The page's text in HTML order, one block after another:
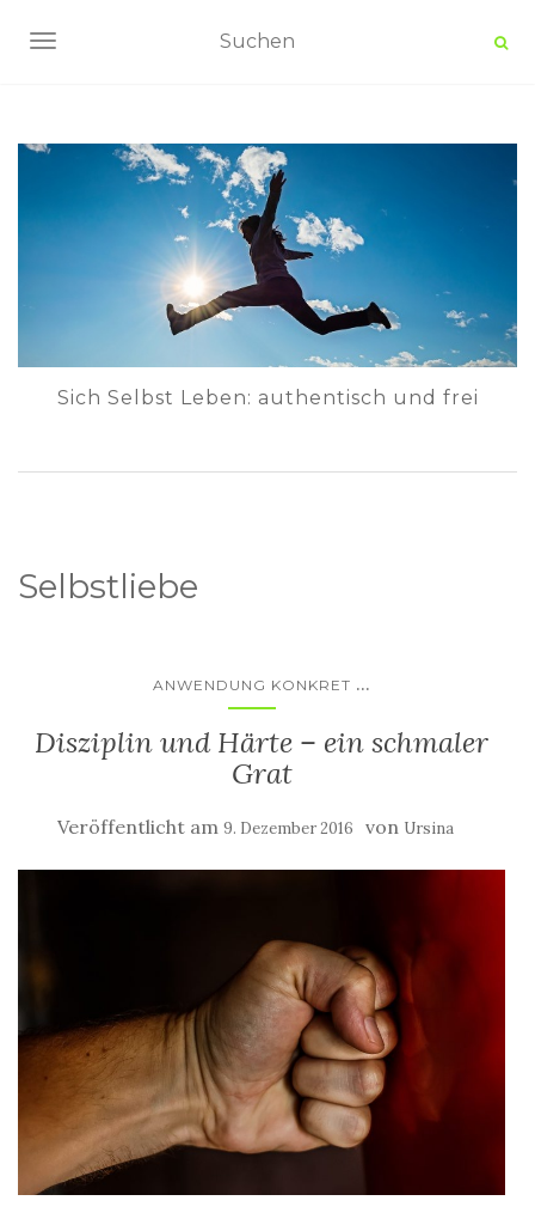
NAVIGATION UMSCHALTEN
Sich Selbst Leben: authentisch und frei
Selbstliebe
ANWENDUNG KONKRET ...
Disziplin und Härte – ein schmaler
Grat
Veröffentlicht am 9. Dezember 2016 von Ursina